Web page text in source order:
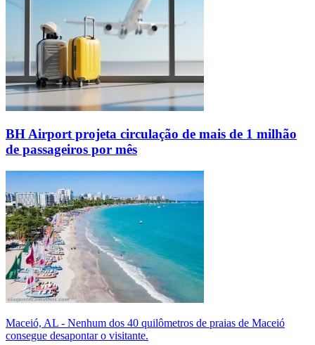
BH Airport projeta circulação de mais de 1 milhão
de passageiros por mês
Maceió, AL - Nenhum dos 40 quilômetros de praias de Maceió
consegue desapontar o visitante.